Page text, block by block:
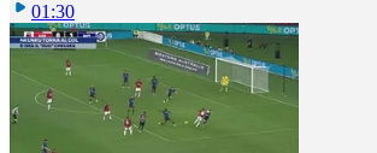
01:30